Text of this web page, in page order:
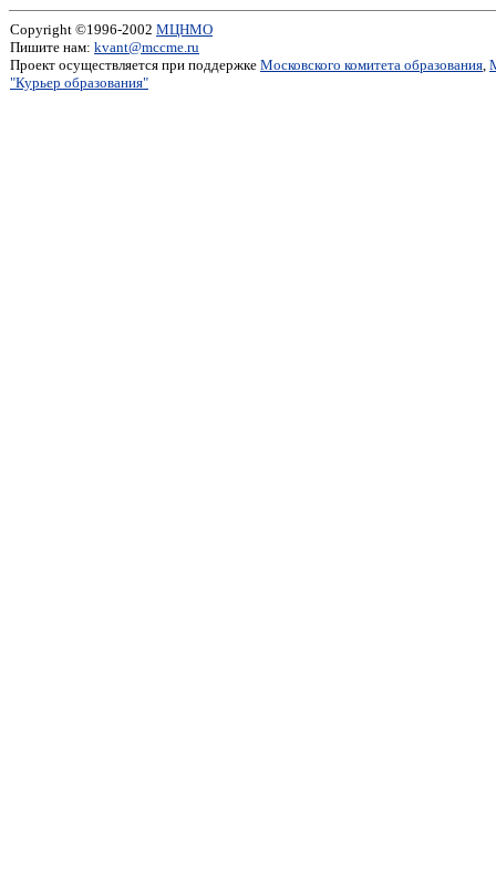
Copyright ©1996-2002 МЦНМО
Пишите нам: kvant@mccme.ru
Проект осуществляется при поддержке Московского комитета образования,
"Курьер образования"